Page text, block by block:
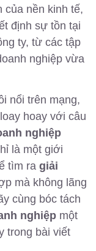
của nền kinh tế,
định sự tồn tại
ty, từ các tập
nghiệp vừa
nổi trên mạng,
hoay với câu
nghiệp
là một giới
tìm ra giải
mà không lãng
cùng bóc tách
nghiệp một
trong bài viết